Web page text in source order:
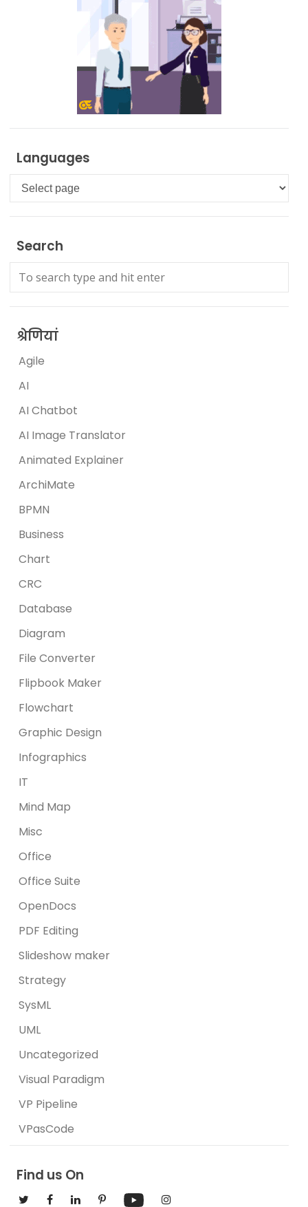
Languages
Languages
Search
श्रेणियां
Agile
AI
AI Chatbot
AI Image Translator
Animated Explainer
ArchiMate
BPMN
Business
Chart
CRC
Database
Diagram
File Converter
Flipbook Maker
Flowchart
Graphic Design
Infographics
IT
Mind Map
Misc
Office
Office Suite
OpenDocs
PDF Editing
Slideshow maker
Strategy
SysML
UML
Uncategorized
Visual Paradigm
VP Pipeline
VPasCode
Find us On